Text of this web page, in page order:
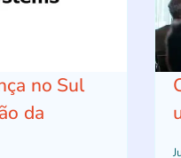
no Sul
da